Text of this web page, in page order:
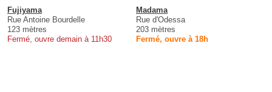
Fujiyama
Rue Antoine Bourdelle
123 mètres
Fermé, ouvre demain à 11h30
Madama
Rue d'Odessa
203 mètres
Fermé, ouvre à 18h